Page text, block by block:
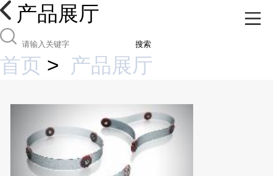
产品展厅
搜索
首页 > 产品展厅